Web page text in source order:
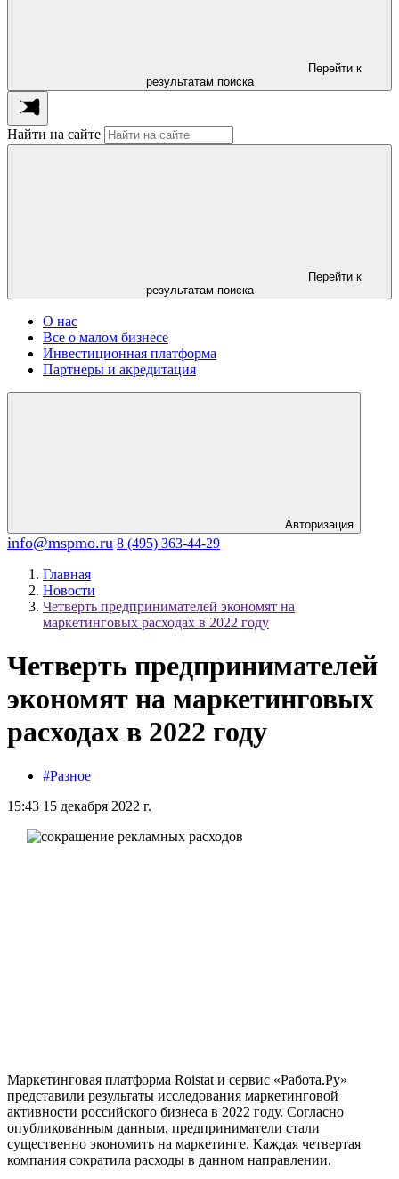
Перейти к
результатам поиска
Найти на сайте
Перейти к
результатам поиска
О нас
Все о малом бизнесе
Инвестиционная платформа
Партнеры и акредитация
Авторизация
info@mspmo.ru 8 (495) 363-44-29
Главная
Новости
Четверть предпринимателей экономят на
маркетинговых расходах в 2022 году
Четверть предпринимателей
экономят на маркетинговых
расходах в 2022 году
#Разное
15:43 15 декабря 2022 г.
Маркетинговая платформа Roistat и сервис «Работа.Ру»
представили результаты исследования маркетинговой
активности российского бизнеса в 2022 году. Согласно
опубликованным данным, предприниматели стали
существенно экономить на маркетинге. Каждая четвертая
компания сократила расходы в данном направлении.